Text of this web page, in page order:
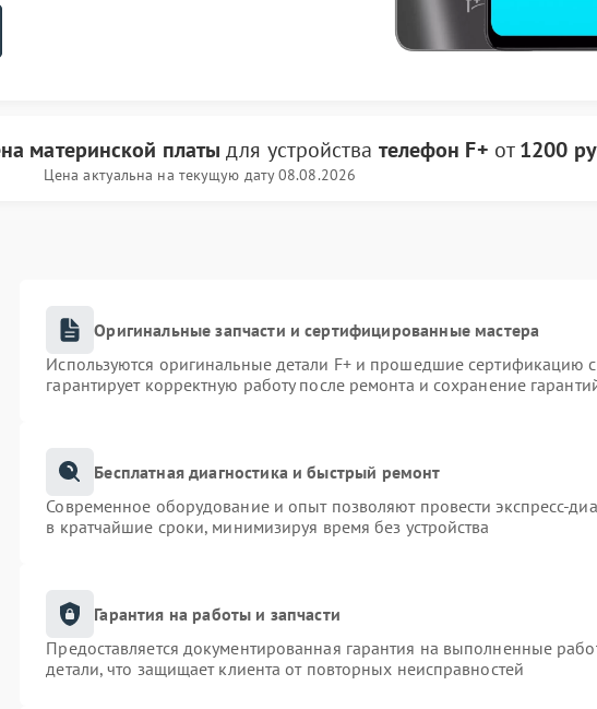
материнской платы для устройства телефон F+ от1200
Цена актуальна на текущую дату 08.08.2026
Оригинальные запчасти и сертифицированные мастера
Используются оригинальные детали F+ и прошедшие сертификацию
гарантирует корректную работу после ремонта и сохранение
Бесплатная диагностика и быстрый ремонт
Современное оборудование и опыт позволяют провести экспресс-
в кратчайшие сроки, минимизируя время без устройства
Гарантия на работы и запчасти
Предоставляется документированная гарантия на выполненные
детали, что защищает клиента от повторных неисправностей